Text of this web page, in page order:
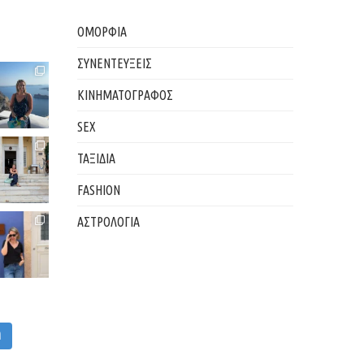
ΟΜΟΡΦΙΑ
ΣΥΝΕΝΤΕΥΞΕΙΣ
ΚΙΝΗΜΑΤΟΓΡΑΦΟΣ
SEX
ΤΑΞΙΔΙΑ
FASHION
ΑΣΤΡΟΛΟΓΙΑ